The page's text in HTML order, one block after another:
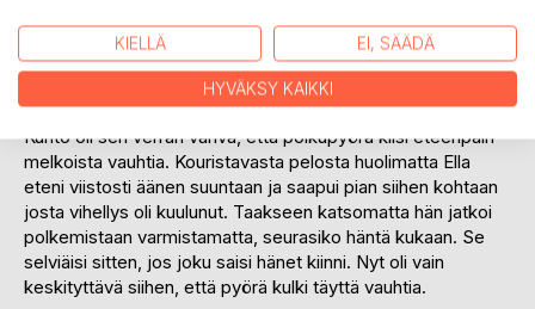
----------------------------------
Katkelma kirjasta:
Nyt oli metsässä jotakin hyvin pahaenteistä. Olisiko
kenelläkään metsurilla noin vahvat keuhkot?
Kunto oli sen verran vahva, että polkupyörä kiisi eteenpäin
melkoista vauhtia. Kouristavasta pelosta huolimatta Ella
eteni viistosti äänen suuntaan ja saapui pian siihen kohtaan
josta vihellys oli kuulunut. Taakseen katsomatta hän jatkoi
polkemistaan varmistamatta, seurasiko häntä kukaan. Se
selviäisi sitten, jos joku saisi hänet kiinni. Nyt oli vain
keskityttävä siihen, että pyörä kulki täyttä vauhtia.
KIELLÄ EI, SÄÄDÄ
HYVÄKSY KAIKKI